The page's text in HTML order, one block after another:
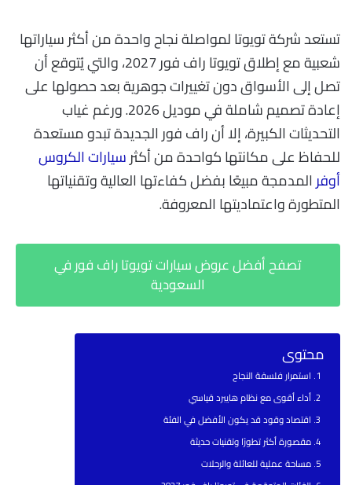
تستعد شركة تويوتا لمواصلة نجاح واحدة من أكثر سياراتها
شعبية مع إطلاق تويوتا راف فور 2027، والتي يُتوقع أن
تصل إلى الأسواق دون تغييرات جوهرية بعد حصولها على
إعادة تصميم شاملة في موديل 2026. ورغم غياب
التحديثات الكبيرة، إلا أن راف فور الجديدة تبدو مستعدة
للحفاظ على مكانتها كواحدة من أكثرسيارات الكروس
أوفرالمدمجة مبيعًا بفضل كفاءتها العالية وتقنياتها
المتطورة واعتماديتها المعروفة.
تصفح أفضل عروض سيارات تويوتا راف فور في
السعودية
محتوى
استمرار فلسفة النجاح
أداء أقوى مع نظام هايبرد قياسي
اقتصاد وقود قد يكون الأفضل في الفئة
مقصورة أكثر تطورًا وتقنيات حديثة
مساحة عملية للعائلة والرحلات